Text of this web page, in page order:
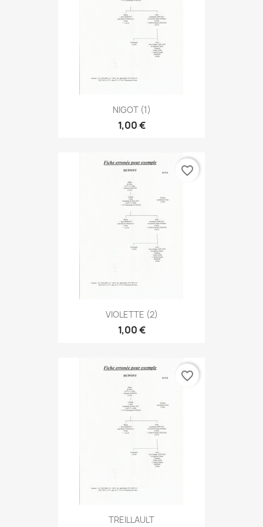
NIGOT (1)
1,00 €
VIOLETTE (2)
1,00 €
favorite_border
TREILLAULT
favorite_border